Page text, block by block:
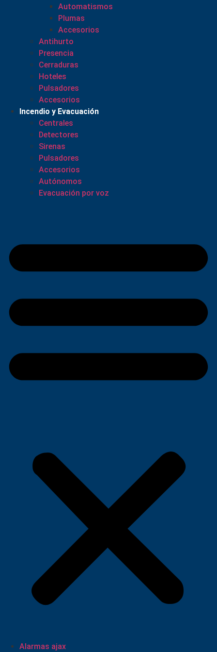
Automatismos
Plumas
Accesorios
Antihurto
Presencia
Cerraduras
Hoteles
Pulsadores
Accesorios
Incendio y Evacuación
Centrales
Detectores
Sirenas
Pulsadores
Accesorios
Autónomos
Evacuación por voz
Alarmas ajax